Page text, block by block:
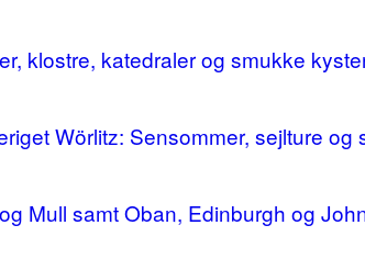
klostre, katedraler og smukke
Wörlitz: Sensommer, sejlture
Mull samt Oban, Edinburgh og